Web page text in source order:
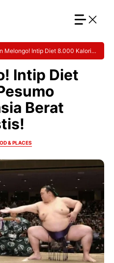
Melongo! Intip Diet 8.000 Kalori
Intip Diet
Berat
& PLACES